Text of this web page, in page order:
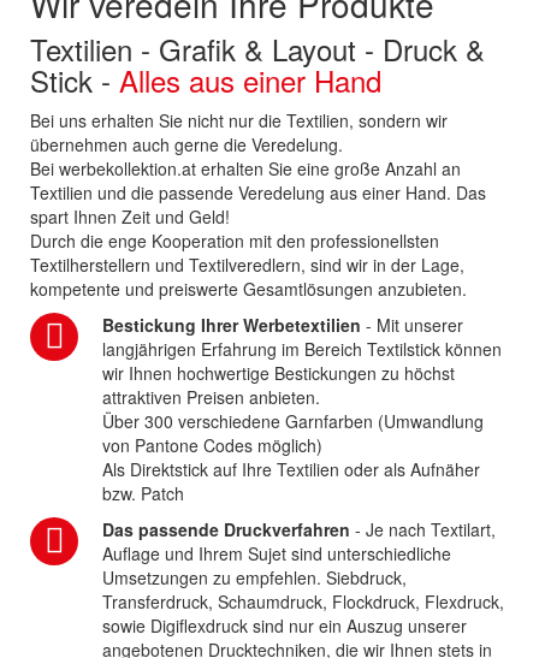
Textilien - Grafik & Layout - Druck &
Stick - Alles aus einer Hand
Bei uns erhalten Sie nicht nur die Textilien, sondern wir
übernehmen auch gerne die Veredelung.
Bei werbekollektion.at erhalten Sie eine große Anzahl an
Textilien und die passende Veredelung aus einer Hand. Das
spart Ihnen Zeit und Geld!
Durch die enge Kooperation mit den professionellsten
Textilherstellern und Textilveredlern, sind wir in der Lage,
kompetente und preiswerte Gesamtlösungen anzubieten.
Bestickung Ihrer Werbetextilien - Mit unserer
langjährigen Erfahrung im Bereich Textilstick können
wir Ihnen hochwertige Bestickungen zu höchst
attraktiven Preisen anbieten.
Über 300 verschiedene Garnfarben (Umwandlung
von Pantone Codes möglich)
Als Direktstick auf Ihre Textilien oder als Aufnäher
bzw. Patch
Das passende Druckverfahren - Je nach Textilart,
Auflage und Ihrem Sujet sind unterschiedliche
Umsetzungen zu empfehlen. Siebdruck,
Transferdruck, Schaumdruck, Flockdruck, Flexdruck,
sowie Digiflexdruck sind nur ein Auszug unserer
angebotenen Drucktechniken, die wir Ihnen stets in